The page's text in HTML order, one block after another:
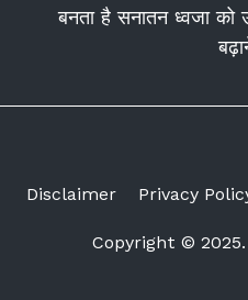
बनता है सनातन ध्वजा
Disclaimer Privacy
Copyright ©